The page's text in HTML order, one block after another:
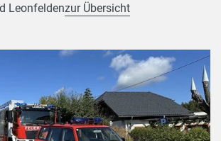
Leonfeldenzur Übersicht